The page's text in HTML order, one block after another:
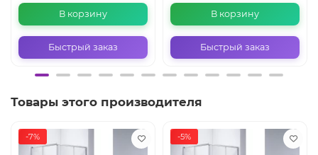
В корзину
Быстрый заказ
В корзину
Быстрый заказ
Товары этого производителя
-7% -5%